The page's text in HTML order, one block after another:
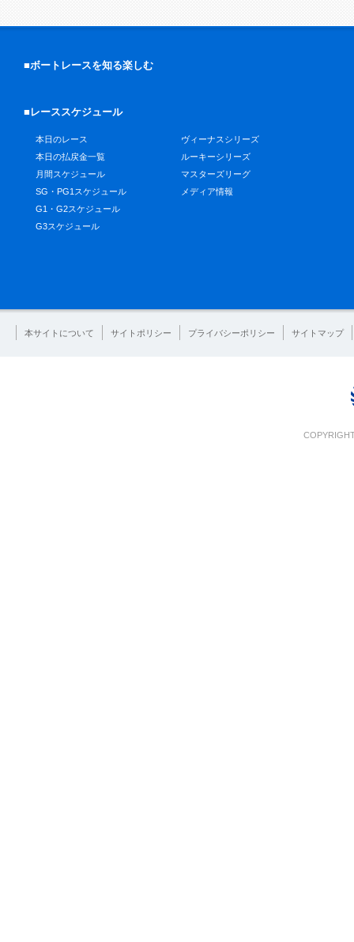
■ボートレースを知る楽しむ
■レーススケジュール
本日のレース
本日の払戻金一覧
月間スケジュール
SG・PG1スケジュール
G1・G2スケジュール
G3スケジュール
ヴィーナスシリーズ
ルーキーシリーズ
マスターズリーグ
メディア情報
本サイトについて サイトポリシー プライバシーポリシー サイトマップ